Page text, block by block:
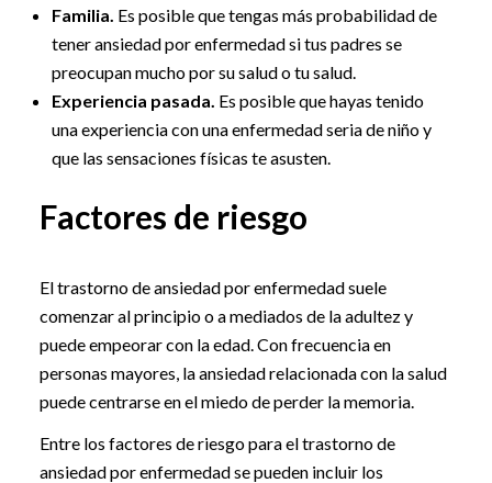
Familia. Es posible que tengas más probabilidad de
tener ansiedad por enfermedad si tus padres se
preocupan mucho por su salud o tu salud.
Experiencia pasada. Es posible que hayas tenido
una experiencia con una enfermedad seria de niño y
que las sensaciones físicas te asusten.
Factores de riesgo
El trastorno de ansiedad por enfermedad suele
comenzar al principio o a mediados de la adultez y
puede empeorar con la edad. Con frecuencia en
personas mayores, la ansiedad relacionada con la salud
puede centrarse en el miedo de perder la memoria.
Entre los factores de riesgo para el trastorno de
ansiedad por enfermedad se pueden incluir los